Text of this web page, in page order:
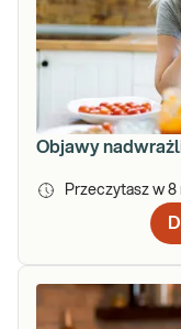
Objawy
Przeczytasz w 8